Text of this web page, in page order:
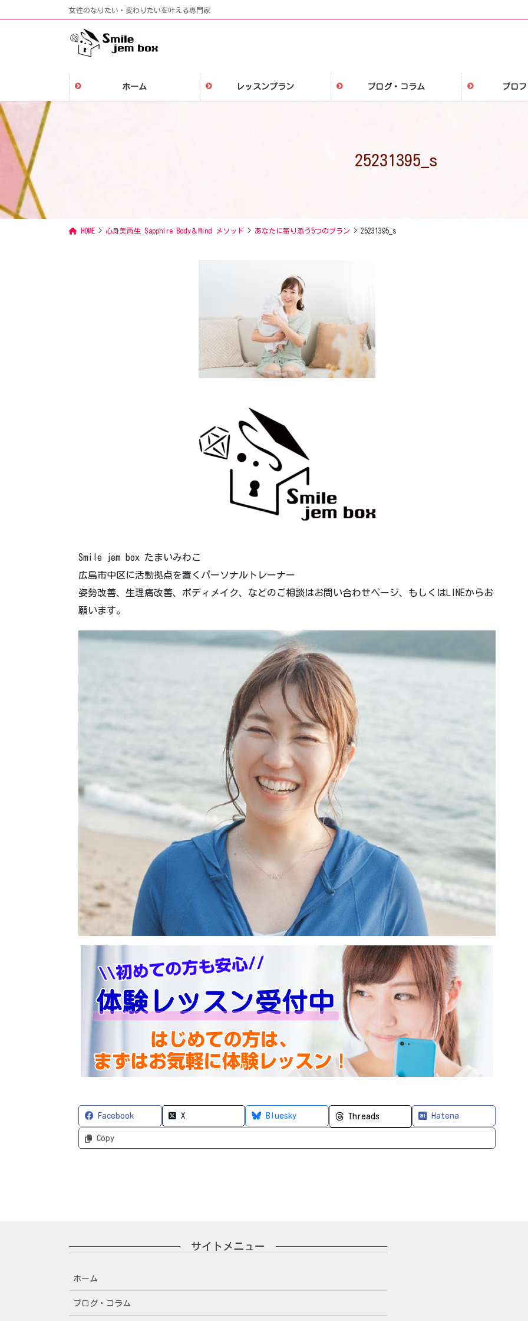
ン
動
ビ
に
移
動
女性のなりたい・変わりたいを叶える専門家
ホーム レッスンプラン ブログ・コラム プロ
25231395_s
HOME 心身美再生 Sapphire Body＆Mind メソッド あなたに寄り添う5つのプラン 25231395_s
Smile jem box たまいみわこ
広島市中区に活動拠点を置くパーソナルトレーナー
姿勢改善、生理痛改善、ボディメイク、などのご相談はお問い合わせページ、もしくはLINEからお
願います。
Facebook X Bluesky Threads Hatena
Copy
サイトメニュー
ホーム
ブログ・コラム